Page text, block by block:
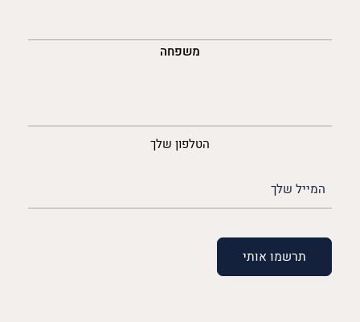
משפחה
הטלפון שלך
(חובה)